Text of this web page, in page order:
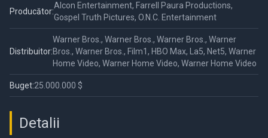
Producător:
Alcon Entertainment, Farrell Paura Productions,
Gospel Truth Pictures, O.N.C. Entertainment
Distribuitor:
Warner Bros., Warner Bros., Warner Bros., Warner
Bros., Warner Bros., Film1, HBO Max, La5, Net5, Warner
Home Video, Warner Home Video, Warner Home Video
Buget:25.000.000 $
Detalii